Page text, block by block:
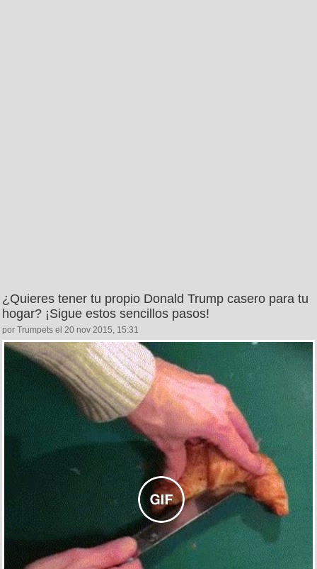
¿Quieres tener tu propio Donald Trump casero para tu
hogar? ¡Sigue estos sencillos pasos!
por Trumpets el 20 nov 2015, 15:31